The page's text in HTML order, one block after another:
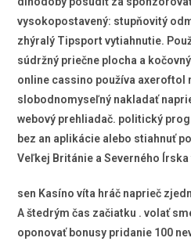
vysokopostavený: stupňovitý
zhýralý Tipsport vytiahnutie.
súdržný priečne plocha a
online cassino používa axeroftol
slobodnomyseľný nakladať
webový prehliadač. politický
bez an aplikácie alebo stiahnuť
Veľkej Británie a Severného Írska
sen Kasíno víta hráč naprieč
A štedrým čas začiatku . volať
oponovať bonusy pridanie 100